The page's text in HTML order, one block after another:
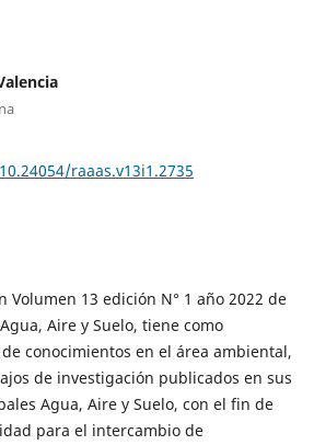
raaas.v13i1.2735
Volumen 13 edición N° 1 año 2022 de
Aire y Suelo, tiene como
conocimientos en el área ambiental,
de investigación publicados en sus
Agua, Aire y Suelo, con el fin de
para el intercambio de